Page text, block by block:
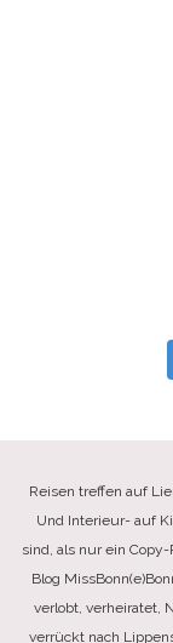
Reisen treffen auf
Und Interieur- auf
sind, als nur ein
Blog
verlobt, verheiratet,
verrückt nach